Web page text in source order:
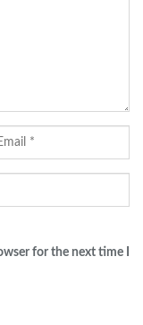
for the next time I